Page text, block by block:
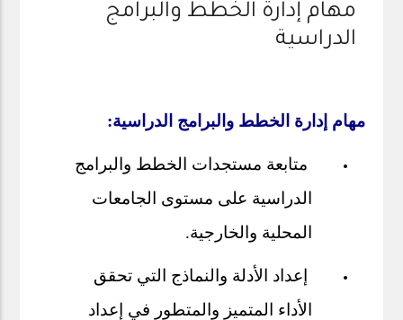
مهام إدارة الخطط والبرامج
الدراسية
مهام إدارة الخطط والبرامج الدراسية:
متابعة مستجدات الخطط والبرامج
الدراسية على مستوى الجامعات
المحلية والخارجية.
إعداد الأدلة والنماذج التي تحقق
الأداء المتميز والمتطور في إعداد